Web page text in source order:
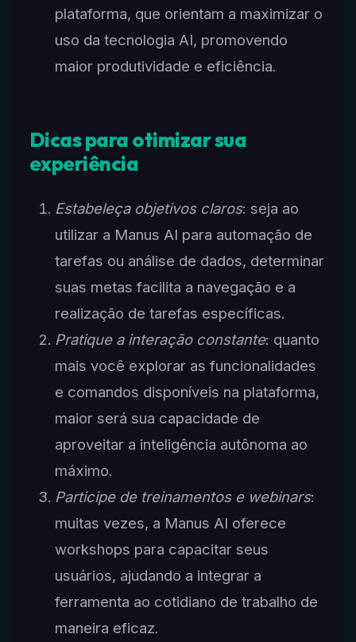
plataforma, que orientam a maximizar o
uso da tecnologia AI, promovendo
maior produtividade e eficiência.
Dicas para otimizar sua
experiência
Estabeleça objetivos claros: seja ao
utilizar a Manus AI para automação de
tarefas ou análise de dados, determinar
suas metas facilita a navegação e a
realização de tarefas específicas.
Pratique a interação constante: quanto
mais você explorar as funcionalidades
e comandos disponíveis na plataforma,
maior será sua capacidade de
aproveitar a inteligência autônoma ao
máximo.
Participe de treinamentos e webinars:
muitas vezes, a Manus AI oferece
workshops para capacitar seus
usuários, ajudando a integrar a
ferramenta ao cotidiano de trabalho de
maneira eficaz.